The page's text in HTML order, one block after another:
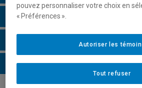
Horaire - Été 2026
Horaire - Automne 2026
Horaire - Hiver 2027
pouvez personnaliser votre choix en
« Préférences ».
Tout refuser
Autoriser les